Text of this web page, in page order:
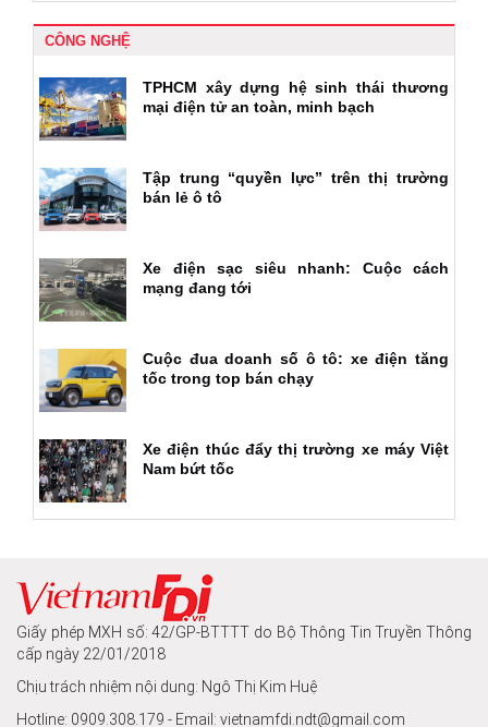
CÔNG NGHỆ
TPHCM xây dựng hệ sinh thái thương
mại điện tử an toàn, minh bạch
Tập trung “quyền lực” trên thị trường
bán lẻ ô tô
Xe điện sạc siêu nhanh: Cuộc cách
mạng đang tới
Cuộc đua doanh số ô tô: xe điện tăng
tốc trong top bán chạy
Xe điện thúc đẩy thị trường xe máy Việt
Nam bứt tốc
Giấy phép MXH số: 42/GP-BTTTT do Bộ Thông Tin Truyền Thông
cấp ngày 22/01/2018
Chịu trách nhiệm nội dung: Ngô Thị Kim Huệ
Hotline: 0909.308.179 - Email: vietnamfdi.ndt@gmail.com